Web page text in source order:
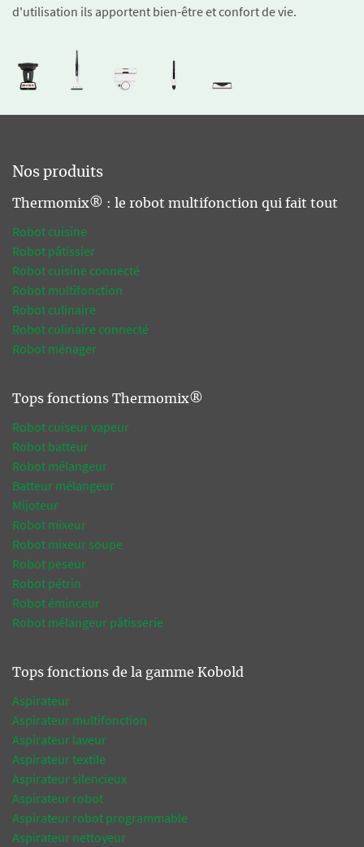
d'utilisation ils apportent bien-être et confort de vie.
Nos produits
Thermomix® : le robot multifonction qui fait tout
Robot cuisine
Robot pâtissier
Robot cuisine connecté
Robot multifonction
Robot culinaire
Robot culinaire connecté
Robot ménager
Tops fonctions Thermomix®
Robot cuiseur vapeur
Robot batteur
Robot mélangeur
Batteur mélangeur
Mijoteur
Robot mixeur
Robot mixeur soupe
Robot peseur
Robot pétrin
Robot éminceur
Robot mélangeur pâtisserie
Tops fonctions de la gamme Kobold
Aspirateur
Aspirateur multifonction
Aspirateur laveur
Aspirateur textile
Aspirateur silencieux
Aspirateur robot
Aspirateur robot programmable
Aspirateur nettoyeur